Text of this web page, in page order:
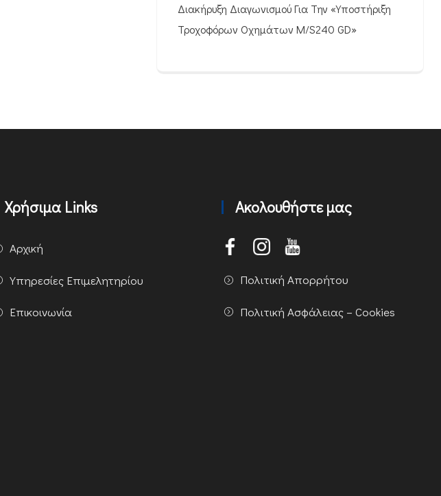
Διακήρυξη Διαγωνισμού Για Την «Υποστήριξη
Τροχοφόρων Οχημάτων M/S240 GD»
Χρήσιμα Links
Αρχική
Υπηρεσίες Επιμελητηρίου
Επικοινωνία
Ακολουθήστε μας
Πολιτική Απορρήτου
Πολιτική Ασφάλειας – Cookies